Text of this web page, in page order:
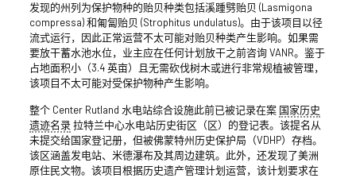
发现的州列为保护物种的贻贝种类包括溪踵劈贻贝 (Lasmigona
compressa) 和匍匐贻贝 (Strophitus undulatus)。由于该项目以径
流式运行，因此正常运营不太可能对贻贝种类产生影响。如果需
要放干蓄水池水位，业主应在任何计划放干之前咨询 VANR。鉴于
占地面积小（3.4 英亩）且无需砍伐树木或进行非常规植被管理，
该项目不太可能对受保护物种产生影响。
整个 Center Rutland 水电站综合设施此前已被记录在案 国家历史
遗迹名录拉特兰中心水电站历史街区（区）的登记表。该提名从
未提交给国家登记册，但被佛蒙特州历史保护局（VDHP）存档。
该区涵盖发电站、米德瀑布及其周边建筑。此外，还发现了美洲
原住民文物。该项目根据历史遗产管理计划运营，该计划要求在